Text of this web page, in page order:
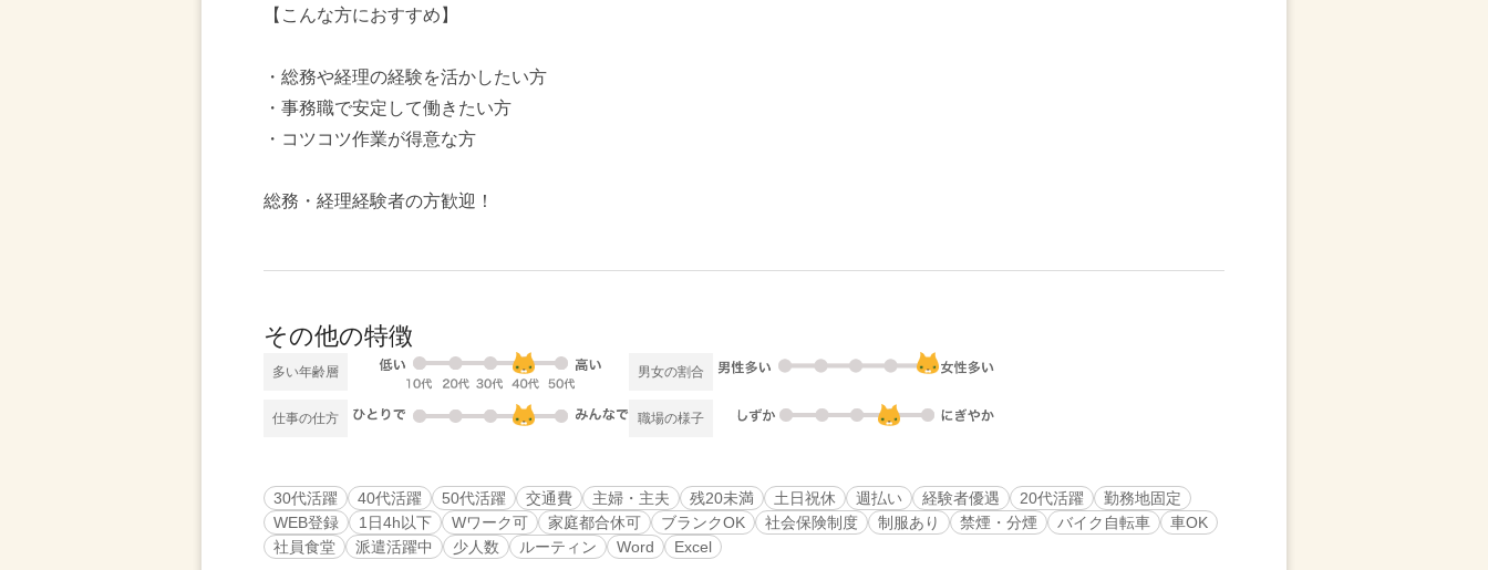
【こんな方におすすめ】
・総務や経理の経験を活かしたい方
・事務職で安定して働きたい方
・コツコツ作業が得意な方
総務・経理経験者の方歓迎！
その他の特徴
多い年齢層 男女の割合
仕事の仕方 職場の様子
30代活躍 40代活躍 50代活躍 交通費 主婦・主夫 残20未満 土日祝休 週払い 経験者優遇 20代活躍
勤務地固定
WEB登録
1日4h以下 Wワーク可 家庭都合休可 ブランクOK 社会保険制度 制服あり 禁煙・分煙 バイク自転車
車OK
社員食堂
派遣活躍中 少人数 ルーティン Word Excel